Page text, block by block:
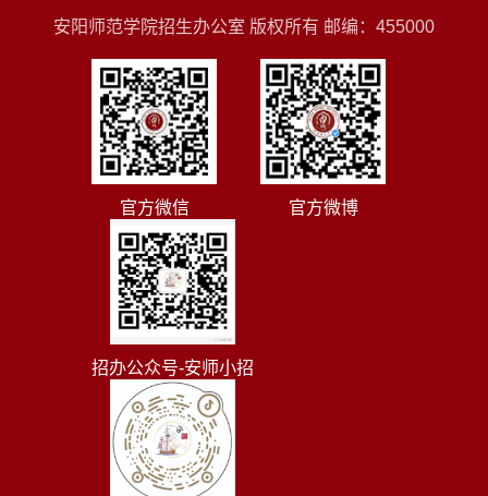
安阳师范学院招生办公室 版权所有 邮编：455000
官方微信 官方微博
招办公众号-安师小招